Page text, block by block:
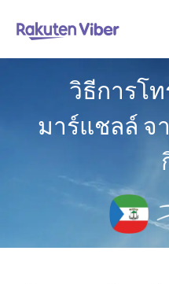
วิธีการโ
มาร์แชลล์ จ